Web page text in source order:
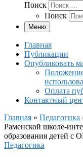
Поиск
Поиск
Меню
Главная
Публикации
Опубликовать
Оплата
Контактный
Главная » Педагогика
Раменской школе-
образования детей с
Педагогика